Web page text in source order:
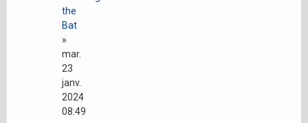
the
Bat
»
mar.
23
janv.
2024
08:49